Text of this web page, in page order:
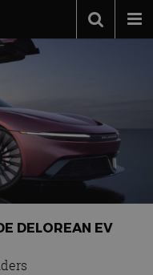
DELOREAN EV